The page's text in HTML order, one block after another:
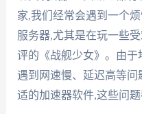
家,我们经常会遇到一个
服务器,尤其是在玩一些
评的《战舰少女》。由
遇到网速慢、延迟高等
适的加速器软件,这些问题